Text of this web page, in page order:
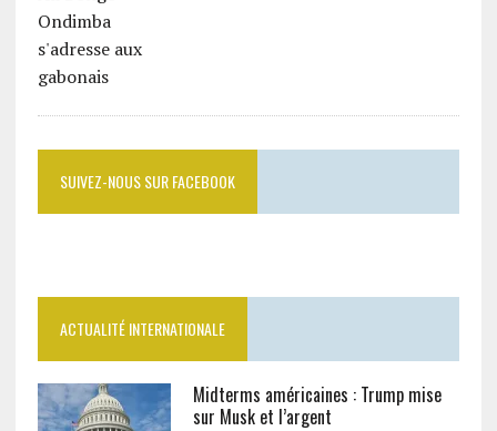
SUIVEZ-NOUS SUR FACEBOOK
ACTUALITÉ INTERNATIONALE
Midterms américaines : Trump mise
sur Musk et l’argent